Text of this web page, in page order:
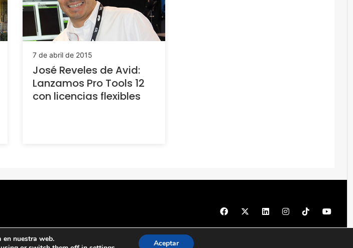
7 de abril de 2015
José Reveles de Avid:
Lanzamos Pro Tools 12
con licencias flexibles
© 1997 - 2026 PRODU - Todos los derechos reservados
en nuestra web.
Aceptar